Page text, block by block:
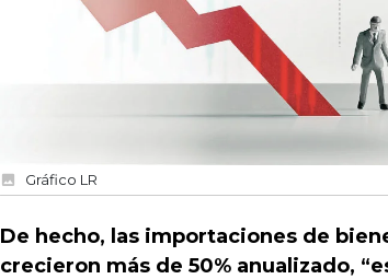
Gráfico LR
De hecho, las importaciones de
crecieron más de 50% anualizado,